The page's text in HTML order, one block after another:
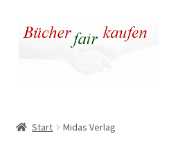
Zur
Navigation
Zum
Inhalt
Start Midas Verlag